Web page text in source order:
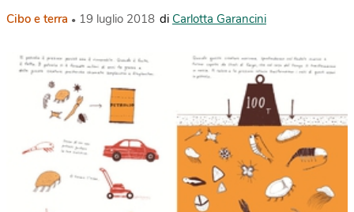
Cibo e terra 19 luglio 2018 di Carlotta Garancini